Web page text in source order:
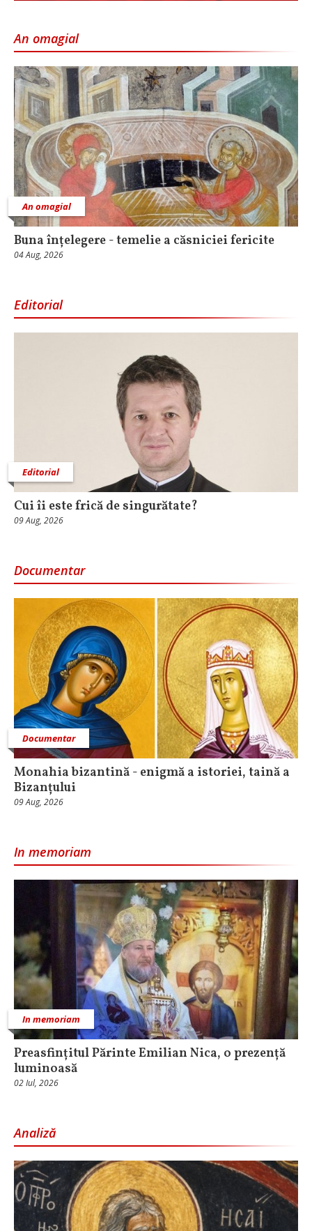
An omagial
An omagial
Buna înțelegere - temelie a căsniciei fericite
04 Aug, 2026
Editorial
Editorial
Cui îi este frică de singurătate?
09 Aug, 2026
Documentar
Documentar
Monahia bizantină - enigmă a istoriei, taină a
Bizanțului
09 Aug, 2026
In memoriam
In memoriam
Preasfințitul Părinte Emilian Nica, o prezență
luminoasă
02 Iul, 2026
Analiză